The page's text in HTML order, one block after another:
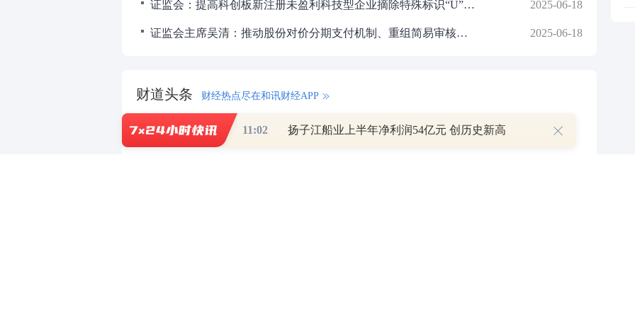
证监会：提高科创板新注册未盈利科技型企业摘除特殊标识“U”的标准 投资者投资科创板成长层的资金门槛保持不变 2025-06-18
证监会主席吴清：推动股份对价分期支付机制、重组简易审核程序等新举措落实 2025-06-18
财道头条 财经热点尽在和讯财经APP
重磅利好刺激叠加估值修复预期 主力逆势抄底一只中药龙头股
11:02 扬子江船业上半年净利润54亿元 创历史新高